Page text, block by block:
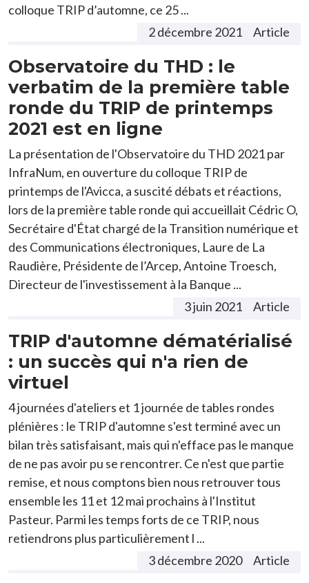
colloque TRIP d’automne, ce 25 ...
2 décembre 2021
Article
Observatoire du THD : le
verbatim de la première table
ronde du TRIP de printemps
2021 est en ligne
La présentation de l'Observatoire du THD 2021 par
InfraNum, en ouverture du colloque TRIP de
printemps de l'Avicca, a suscité débats et réactions,
lors de la première table ronde qui accueillait Cédric O,
Secrétaire d'État chargé de la Transition numérique et
des Communications électroniques, Laure de La
Raudière, Présidente de l’Arcep, Antoine Troesch,
Directeur de l'investissement à la Banque ...
3 juin 2021
Article
TRIP d'automne dématérialisé
: un succès qui n'a rien de
virtuel
4 journées d'ateliers et 1 journée de tables rondes
plénières : le TRIP d'automne s'est terminé avec un
bilan très satisfaisant, mais qui n'efface pas le manque
de ne pas avoir pu se rencontrer. Ce n'est que partie
remise, et nous comptons bien nous retrouver tous
ensemble les 11 et 12 mai prochains à l'Institut
Pasteur. Parmi les temps forts de ce TRIP, nous
retiendrons plus particulièrement l ...
3 décembre 2020
Article